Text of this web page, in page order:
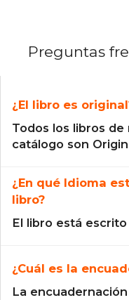
Preguntas
¿El libro es
Todos los libros de
catálogo son
¿En qué Idioma
libro?
El libro está
¿Cuál es la
La